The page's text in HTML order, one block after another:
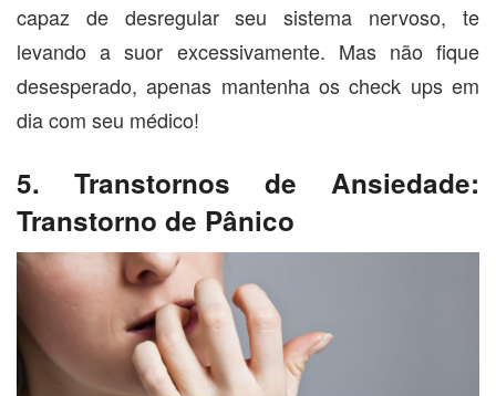
capaz de desregular seu sistema nervoso, te
levando a suor excessivamente. Mas não fique
desesperado, apenas mantenha os check ups em
dia com seu médico!
5. Transtornos de Ansiedade:
Transtorno de Pânico